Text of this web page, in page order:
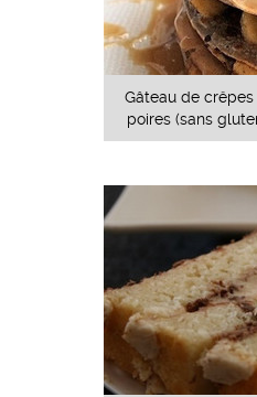
Gâteau de
poires (sans